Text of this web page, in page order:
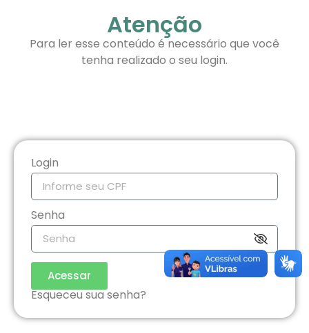
Atenção
Para ler esse conteúdo é necessário que você
tenha realizado o seu login.
Login
Senha
Acessar
Esqueceu sua senha?